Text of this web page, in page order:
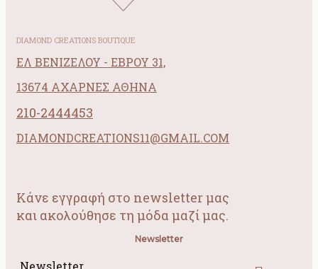
DIAMOND CREATIONS BOUTIQUE
ΕΛ ΒΕΝΙΖΕΛΟΥ - ΕΒΡΟΥ 31,
13674 ΑΧΑΡΝΕΣ ΑΘΗΝΑ
210-2444453
DIAMONDCREATIONS11@GMAIL.COM
Κάνε εγγραφή στο newsletter μας
και ακολούθησε τη μόδα μαζί μας.
Newsletter